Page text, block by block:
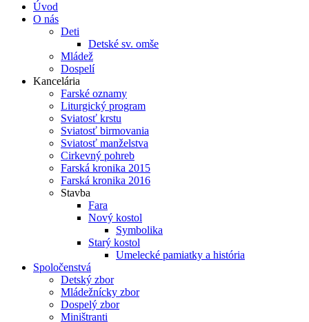
Úvod
O nás
Deti
Detské sv. omše
Mládež
Dospelí
Kancelária
Farské oznamy
Liturgický program
Sviatosť krstu
Sviatosť birmovania
Sviatosť manželstva
Cirkevný pohreb
Farská kronika 2015
Farská kronika 2016
Stavba
Fara
Nový kostol
Symbolika
Starý kostol
Umelecké pamiatky a história
Spoločenstvá
Detský zbor
Mládežnícky zbor
Dospelý zbor
Miništranti